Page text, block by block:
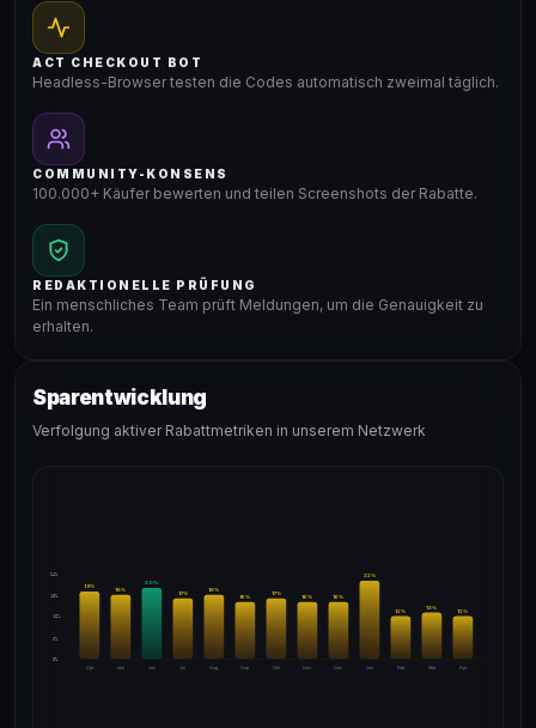
ACT CHECKOUT BOT
Headless-Browser testen die Codes automatisch zweimal täglich.
COMMUNITY-KONSENS
100.000+ Käufer bewerten und teilen Screenshots der Rabatte.
REDAKTIONELLE PRÜFUNG
Ein menschliches Team prüft Meldungen, um die Genauigkeit zu
erhalten.
Sparentwicklung
Verfolgung aktiver Rabattmetriken in unserem Netzwerk
24%
18%
12%
6%
0%
Apr
19%
Mai
18%
Jun
20%
Jul
17%
Aug
18%
Sep
16%
Okt
17%
Nov
16%
Dez
16%
Jan
22%
Feb
12%
Mär
13%
Apr
12%